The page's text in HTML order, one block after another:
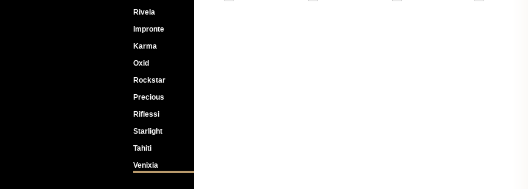
Rivela
Impronte
Karma
Oxid
Rockstar
Precious
Riflessi
Starlight
Tahiti
Venixia